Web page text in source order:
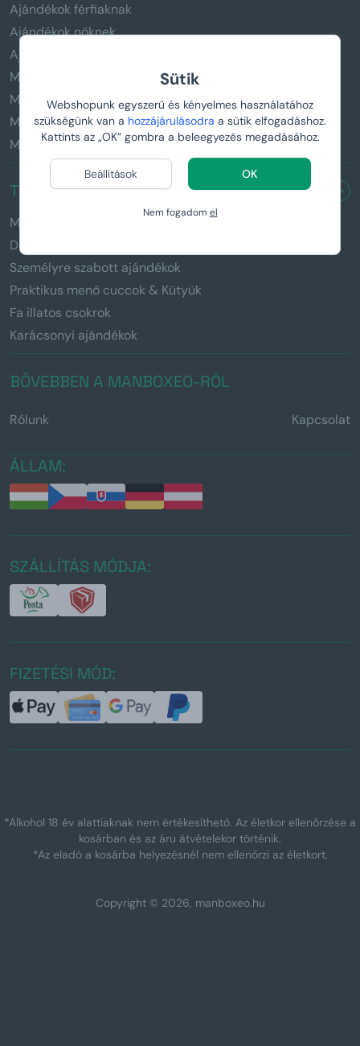
Sütik
Webshopunk egyszerű és kényelmes használatához
szükségünk van a hozzájárulásodra a sütik elfogadáshoz.
Kattints az „OK” gombra a beleegyezés megadásához.
Beállítások OK
Nem fogadom el
Ajándékok férfiaknak
Ajándékok nőknek
Ajándékok gyerekeknek
Manboxeo sörszeretőknek
Manboxeo horgászoknak
Manboxeo kávézóknak
Manboxeo fitnesz rajongóknak
TERMÉKEINK
Manboxeo feszítővassal
Damboxeo kiss lakattal és fűrésszel
Személyre szabott ajándékok
Praktikus menő cuccok & Kütyük
Fa illatos csokrok
Karácsonyi ajándékok
BŐVEBBEN A MANBOXEO-RÓL
Rólunk Kapcsolat
ÁLLAM:
SZÁLLÍTÁS MÓDJA:
FIZETÉSI MÓD:
*Alkohol 18 év alattiaknak nem értékesíthető. Az életkor ellenőrzése a
kosárban és az áru átvételekor történik.
*Az eladó a kosárba helyezésnél nem ellenőrzi az életkort.
Copyright © 2026, manboxeo.hu